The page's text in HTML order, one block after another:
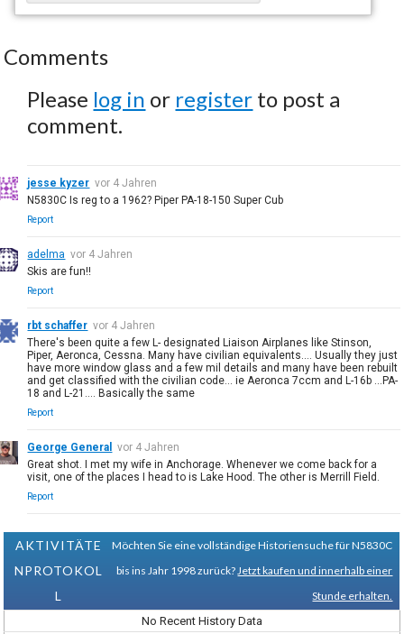
Comments
Please log in or register to post a
comment.
jesse kyzer vor 4 Jahren
N5830C Is reg to a 1962? Piper PA-18-150 Super Cub
Report
adelma vor 4 Jahren
Skis are fun!!
Report
rbt schaffer vor 4 Jahren
There's been quite a few L- designated Liaison Airplanes like Stinson,
Piper, Aeronca, Cessna. Many have civilian equivalents.... Usually they just
have more window glass and a few mil details and many have been rebuilt
and get classified with the civilian code... ie Aeronca 7ccm and L-16b ...PA-
18 and L-21.... Basically the same
Report
George General
vor 4 Jahren
Great shot. I met my wife in Anchorage. Whenever we come back for a
visit, one of the places I head to is Lake Hood. The other is Merrill Field.
Report
AKTIVITÄTE
NPROTOKOL
L
Möchten Sie eine vollständige Historiensuche für N5830C
bis ins Jahr 1998 zurück? Jetzt kaufen und innerhalb einer
Stunde erhalten.
No Recent History Data